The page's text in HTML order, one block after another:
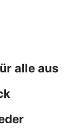
alle aus